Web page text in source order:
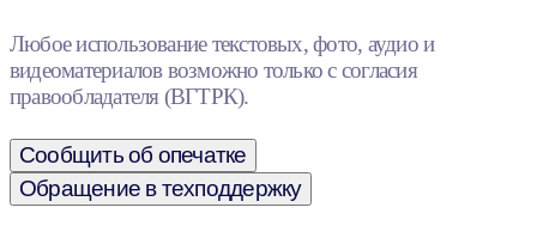
Любое использование текстовых, фото, аудио и
видеоматериалов возможно только с согласия
правообладателя (ВГТРК).
Сообщить об опечатке
Обращение в техподдержку